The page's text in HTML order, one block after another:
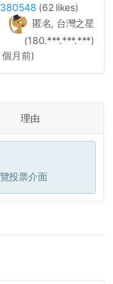
(62 likes)
匿名, 台灣之星
(180.***.***.***)
月前)
理由
投票介面